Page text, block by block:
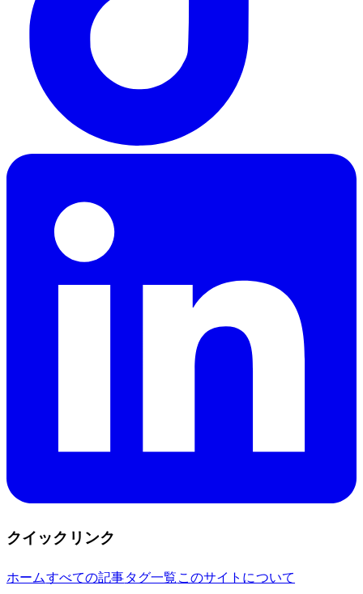
クイックリンク
ホームすべての記事タグ一覧 このサイトについて